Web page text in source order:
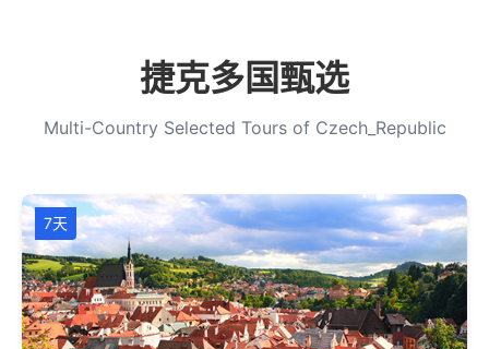
捷克多国甄选
Multi-Country Selected Tours of Czech_Republic
7天